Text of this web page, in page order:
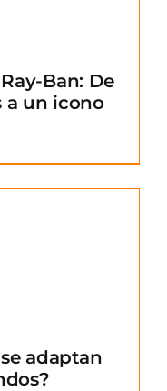
Ban: De
a un icono
adaptan